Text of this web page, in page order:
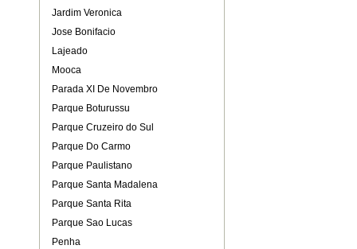
Jardim Veronica
Jose Bonifacio
Lajeado
Mooca
Parada XI De Novembro
Parque Boturussu
Parque Cruzeiro do Sul
Parque Do Carmo
Parque Paulistano
Parque Santa Madalena
Parque Santa Rita
Parque Sao Lucas
Penha